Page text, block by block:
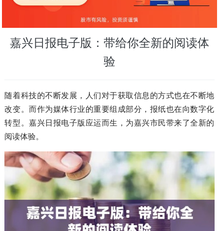
嘉兴日报电子版：带给你全新的阅读体
验
随着科技的不断发展，人们对于获取信息的方式也在不断地
改变。而作为媒体行业的重要组成部分，报纸也在向数字化
转型。嘉兴日报电子版应运而生，为嘉兴市民带来了全新的
阅读体验。